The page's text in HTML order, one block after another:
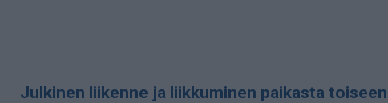
Julkinen liikenne ja liikkuminen paikasta toiseen